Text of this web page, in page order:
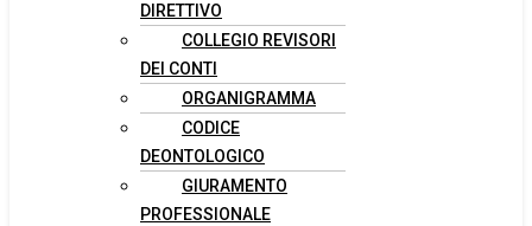
DIRETTIVO
COLLEGIO REVISORI
DEI CONTI
ORGANIGRAMMA
CODICE
DEONTOLOGICO
GIURAMENTO
PROFESSIONALE